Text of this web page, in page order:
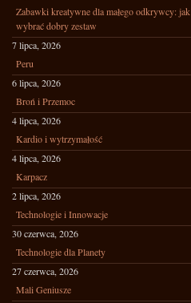
Zabawki kreatywne dla małego odkrywcy: jak
wybrać dobry zestaw
7 lipca, 2026
Peru
6 lipca, 2026
Broń i Przemoc
4 lipca, 2026
Kardio i wytrzymałość
4 lipca, 2026
Karpacz
2 lipca, 2026
Technologie i Innowacje
30 czerwca, 2026
Technologie dla Planety
27 czerwca, 2026
Mali Geniusze